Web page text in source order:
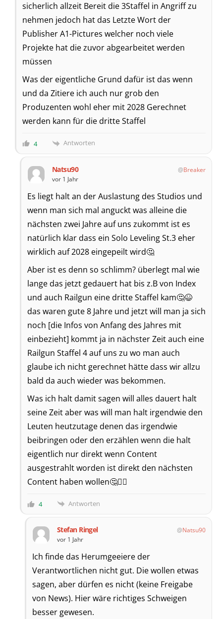
sicherlich allzeit Bereit die 3Staffel in Angriff zu
nehmen jedoch hat das Letzte Wort der
Publisher A1-Pictures welcher noch viele
Projekte hat die zuvor abgearbeitet werden
müssen
Was der eigentliche Grund dafür ist das wenn
und da Zitiere ich auch nur grob den
Produzenten wohl eher mit 2028 Gerechnet
werden kann für die dritte Staffel
4 Antworten
Natsu90
Breaker
vor 1 Jahr
Es liegt halt an der Auslastung des Studios und
wenn man sich mal anguckt was alleine die
nächsten zwei Jahre auf uns zukommt ist es
natürlich klar dass ein Solo Leveling St.3 eher
wirklich auf 2028 eingepeilt wird🤔
Aber ist es denn so schlimm? überlegt mal wie
lange das jetzt gedauert hat bis z.B von Index
und auch Railgun eine dritte Staffel kam🤔😆
das waren gute 8 Jahre und jetzt will man ja sich
noch [die Infos von Anfang des Jahres mit
einbezieht] kommt ja in nächster Zeit auch eine
Railgun Staffel 4 auf uns zu wo man auch
glaube ich nicht gerechnet hätte dass wir allzu
bald da auch wieder was bekommen.
Was ich halt damit sagen will alles dauert halt
seine Zeit aber was will man halt irgendwie den
Leuten heutzutage denen das irgendwie
beibringen oder den erzählen wenn die halt
eigentlich nur direkt wenn Content
ausgestrahlt worden ist direkt den nächsten
Content haben wollen🤔🤷‍♂️
4 Antworten
Stefan Ringel
Natsu90
vor 1 Jahr
Ich finde das Herumgeeiere der
Verantwortlichen nicht gut. Die wollen etwas
sagen, aber dürfen es nicht (keine Freigabe
von News). Hier wäre richtiges Schweigen
besser gewesen.